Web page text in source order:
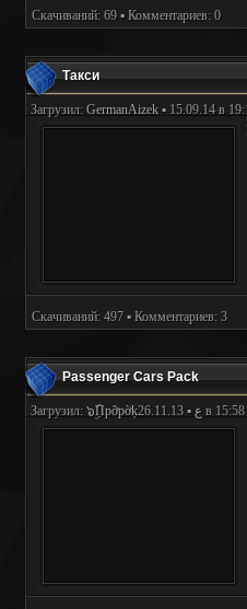
Скачиваний: 69 ▪ Комментариев: 0
Такси
Загрузил: GermanAizek ▪ 15.09.14 в
Скачиваний: 497 ▪ Комментариев: 3
Passenger Cars Pack
Загрузил: ๖ۣۜПpỡpờķع ▪ 26.11.13 в 15:58